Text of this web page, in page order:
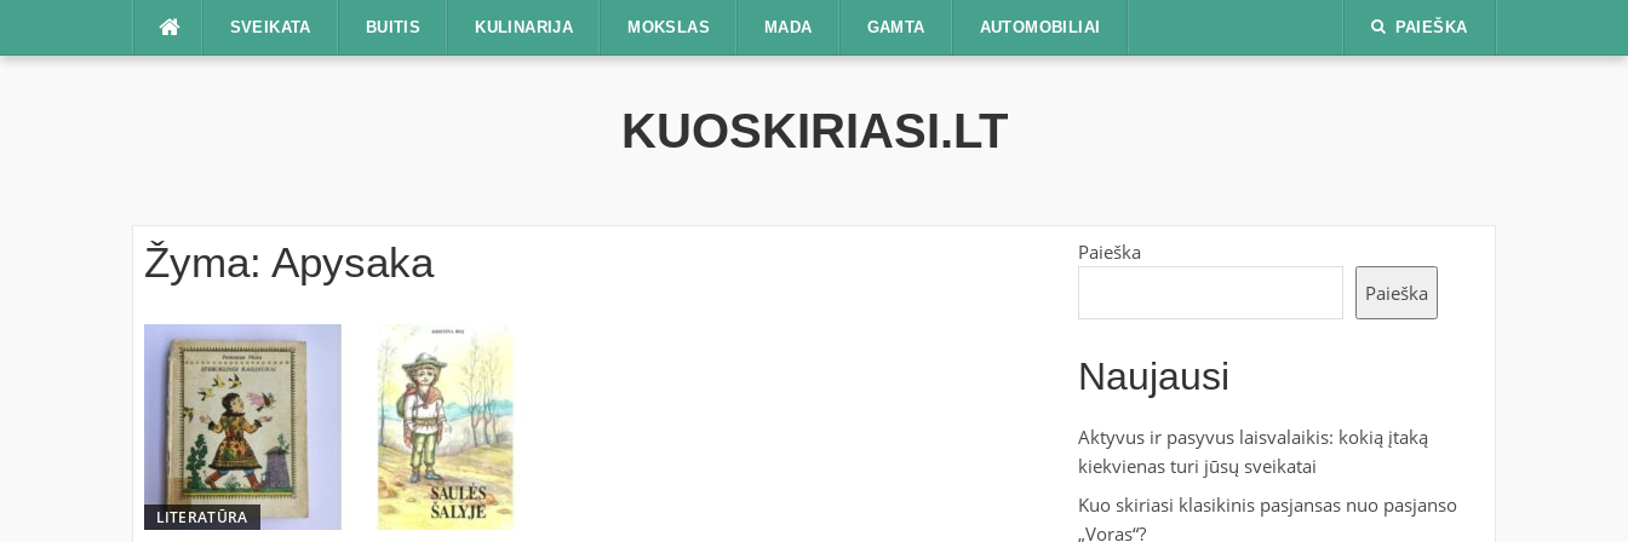
SVEIKATA BUITIS KULINARIJA MOKSLAS MADA GAMTA AUTOMOBILIAI PAIEŠKA
KUOSKIRIASI.LT
Žyma: Apysaka
LITERATŪRA
Paieška
Paieška
Naujausi
Aktyvus ir pasyvus laisvalaikis: kokią įtaką
kiekvienas turi jūsų sveikatai
Kuo skiriasi klasikinis pasjansas nuo pasjanso
„Voras“?